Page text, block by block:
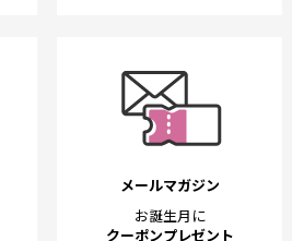
メールマガジン
お誕生月に
クーポンプレゼント